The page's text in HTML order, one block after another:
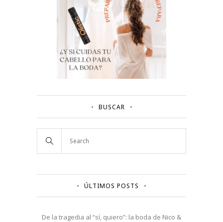
BUSCAR
ÚLTIMOS POSTS
De la tragedia al “sí, quiero”: la boda de Nico &